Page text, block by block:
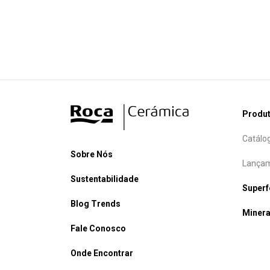
Sobre Nós
Sustentabilidade
Blog Trends
Fale Conosco
Onde Encontrar